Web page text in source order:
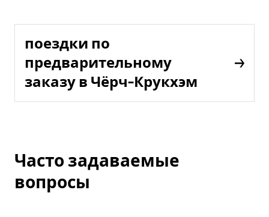
поездки по
предварительному
заказу в Чёрч-Крукхэм
Часто задаваемые
вопросы